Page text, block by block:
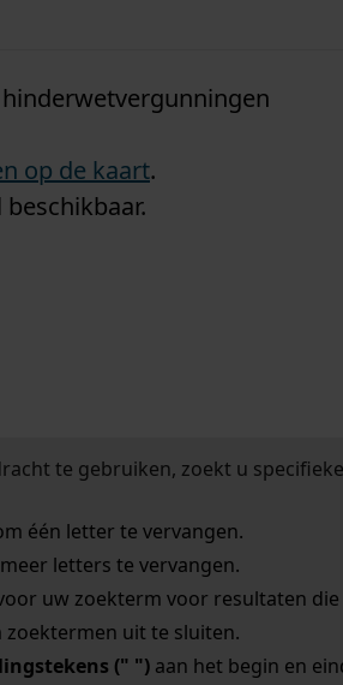
op de kaart.
te gebruiken, zoekt u
één letter te vervangen.
letters te vervangen.
uw zoekterm voor resultaten die
uit te sluiten.
(" ")aan het begin en